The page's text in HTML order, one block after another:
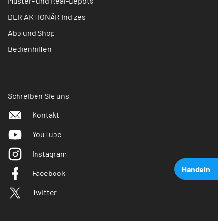
Handeln
DER AKTIONÄR Indizes
Abo und Shop
Bedienhilfen
Schreiben Sie uns
Kontakt
YouTube
Instagram
Facebook
Twitter